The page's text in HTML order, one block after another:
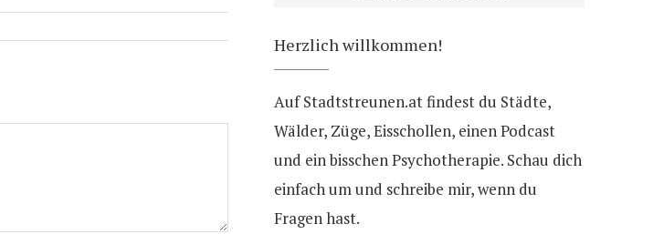
Herzlich willkommen!
Auf Stadtstreunen.at findest du Städte,
Wälder, Züge, Eisschollen, einen Podcast
und ein bisschen Psychotherapie. Schau dich
einfach um und schreibe mir, wenn du
Fragen hast.